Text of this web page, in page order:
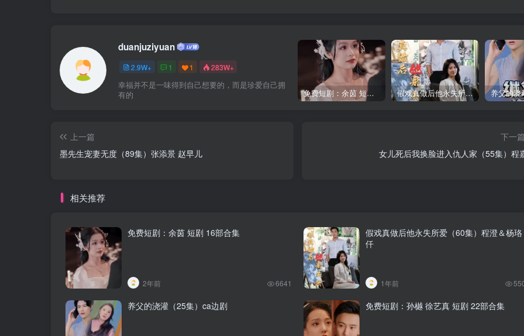
duanjuziyuan
2.9W+ 1 1 283W+
幸福并不是一味得到自己想要的，而是珍爱自己拥
有的
免费短剧：余茵 短剧 16部合集 假戏真做后他永失所爱（60集）程澄＆杨珞仟
上一篇
墨先生宠妻无度（89集）张添景 赵早儿
下一篇
女儿死后我换脸进入仇人家（55集）程
相关推荐
免费短剧：余茵 短剧 16部合集
2年前 6641
假戏真做后他永失所爱（60集）程澄＆杨珞
仟
1年前
养父的浇灌（25集）ca边剧 免费短剧：孙樾 徐艺真 短剧 22部合集